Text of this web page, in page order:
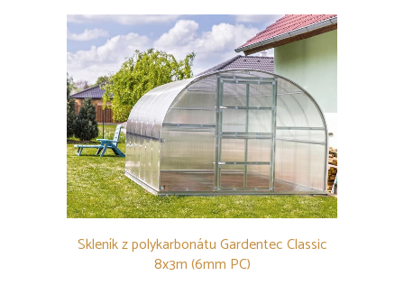
Skleník z polykarbonátu Gardentec Classic
8x3m (6mm PC)